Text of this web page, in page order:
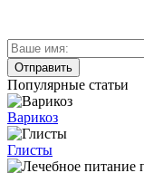
Популярные статьи
Варикоз
Глисты